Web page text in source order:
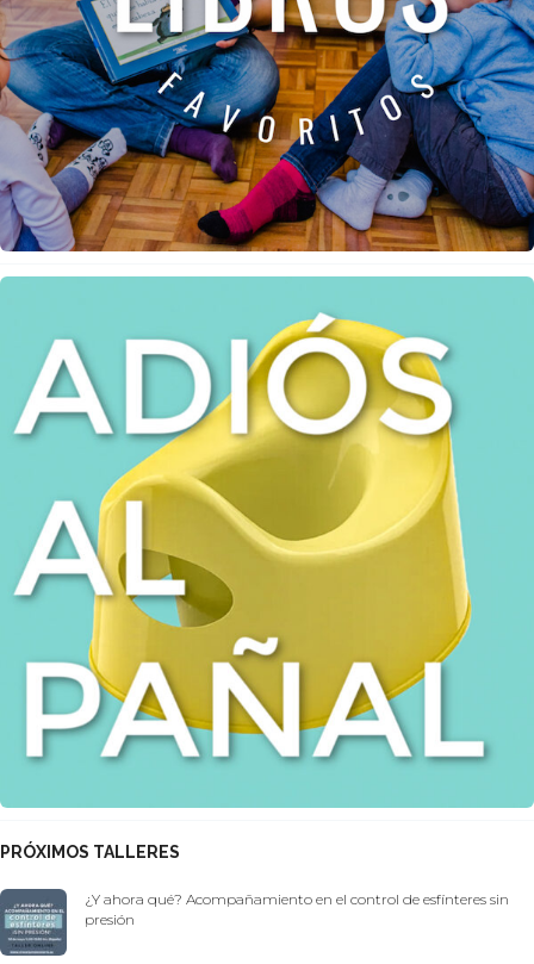
PRÓXIMOS TALLERES
¿Y ahora qué? Acompañamiento en el control de esfínteres sin
presión